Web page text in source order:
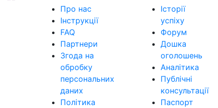
Про нас
Інструкції
FAQ
Партнери
Згода на
обробку
персональних
даних
Політика
Історії
успіху
Форум
Дошка
оголошень
Аналітика
Публічні
консультації
Паспорт